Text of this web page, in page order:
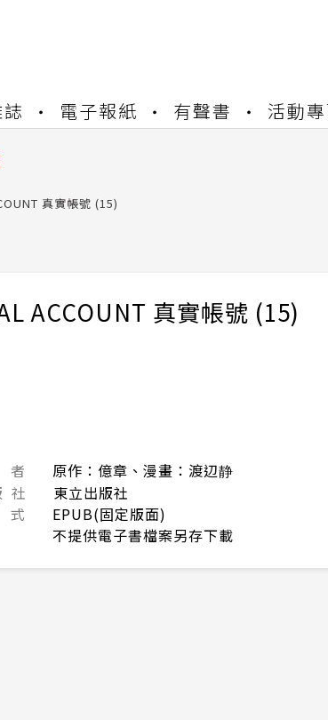
電子報紙 有聲書 活動
書櫃開通申請
與資產合併申請圖文教學
書櫃開通申請
真實帳號 (15)
ACCOUNT 真實帳號 (15)
原作：億章、漫畫：渡辺静
社
東立出版社
EPUB(固定版面)
不提供電子書檔案另存下載